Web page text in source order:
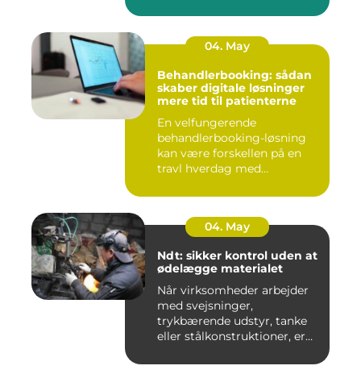
04. May
Behandlerbooking: sådan
skaber digitale løsninger
mere tid til patienterne
En velfungerende
behandlerbooking-løsning
kan være forskellen på en
travl hverdag med
04. May
Ndt: sikker kontrol uden at
ødelægge materialet
Når virksomheder arbejder
med svejsninger,
trykbærende udstyr, tanke
eller stålkonstruktioner, er